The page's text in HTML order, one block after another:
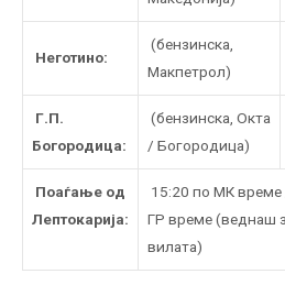
Неготино:
(бензинска,
Макпетрол)
Г.П.
Богородица:
(бензинска, Oкта
/ Богородица)
Поаѓање од
Лептокарија:
15:20 по МК време
ГР време (веднаш
вилата)